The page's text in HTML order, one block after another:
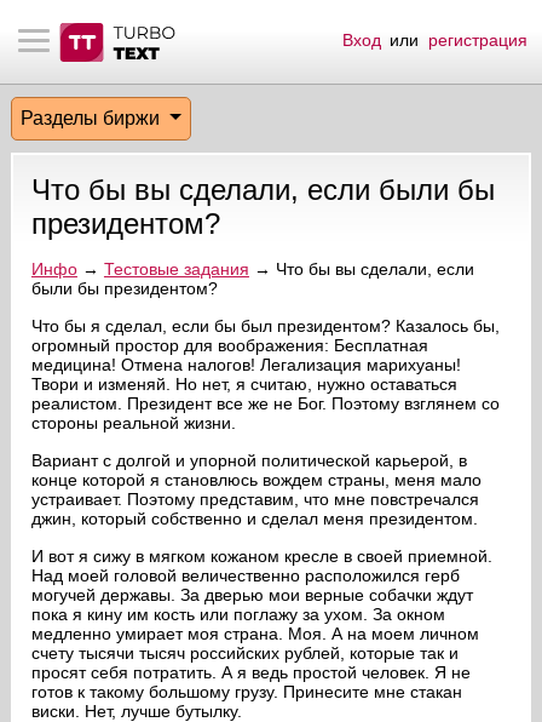
материалы
биржи
эфир
на сайте
пользователей
сообщения
по форуму
Вход или регистрация
Разделы биржи
Что бы вы сделали, если были бы
президентом?
Инфо→ Тестовые задания → Что бы вы сделали, если
были бы президентом?
Что бы я сделал, если бы был президентом? Казалось бы,
огромный простор для воображения: Бесплатная
медицина! Отмена налогов! Легализация марихуаны!
Твори и изменяй. Но нет, я считаю, нужно оставаться
реалистом. Президент все же не Бог. Поэтому взглянем со
стороны реальной жизни.
Вариант с долгой и упорной политической карьерой, в
конце которой я становлюсь вождем страны, меня мало
устраивает. Поэтому представим, что мне повстречался
джин, который собственно и сделал меня президентом.
И вот я сижу в мягком кожаном кресле в своей приемной.
Над моей головой величественно расположился герб
могучей державы. За дверью мои верные собачки ждут
пока я кину им кость или поглажу за ухом. За окном
медленно умирает моя страна. Моя. А на моем личном
счету тысячи тысяч российских рублей, которые так и
просят себя потратить. А я ведь простой человек. Я не
готов к такому большому грузу. Принесите мне стакан
виски. Нет, лучше бутылку.